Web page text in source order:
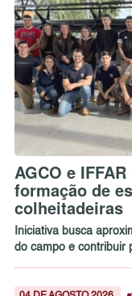
AGCO e
formação de
colheitadeiras
Iniciativa busca
do campo e contribuir